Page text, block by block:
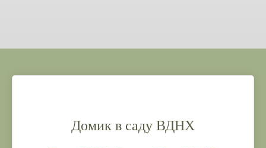
Домик в саду ВДНХ